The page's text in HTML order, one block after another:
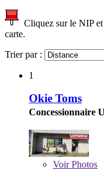
Cliquez sur le NIP
carte.
Trier par :
1
Okie Toms
Concessionnaire
VoirPhotos